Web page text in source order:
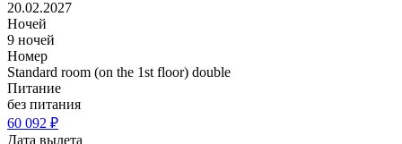
20.02.2027
Ночей
9 ночей
Номер
Standard room (on the 1st floor) double
Питание
без питания
60 092 ₽
Дата вылета